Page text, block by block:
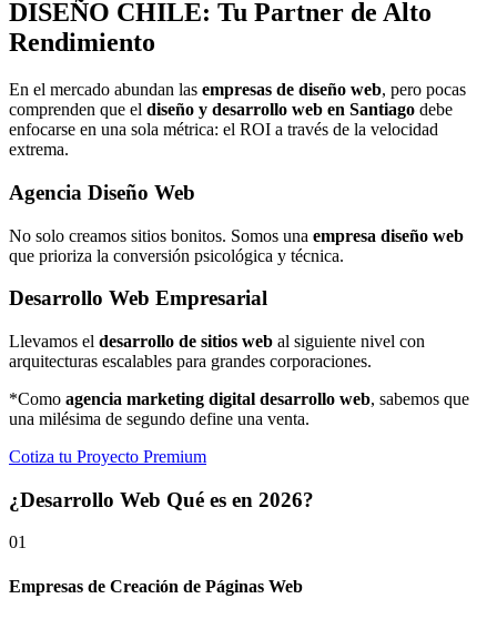
DISEÑO CHILE: Tu Partner de Alto
Rendimiento
En el mercado abundan las empresas de diseño web, pero pocas
comprenden que el diseño y desarrollo web en Santiago debe
enfocarse en una sola métrica: el ROI a través de la velocidad
extrema.
Agencia Diseño Web
No solo creamos sitios bonitos. Somos una empresa diseño web
que prioriza la conversión psicológica y técnica.
Desarrollo Web Empresarial
Llevamos el desarrollo de sitios web al siguiente nivel con
arquitecturas escalables para grandes corporaciones.
*Como agencia marketing digital desarrollo web, sabemos que
una milésima de segundo define una venta.
Cotiza tu Proyecto Premium
¿Desarrollo Web Qué es en 2026?
01
Empresas de Creación de Páginas Web